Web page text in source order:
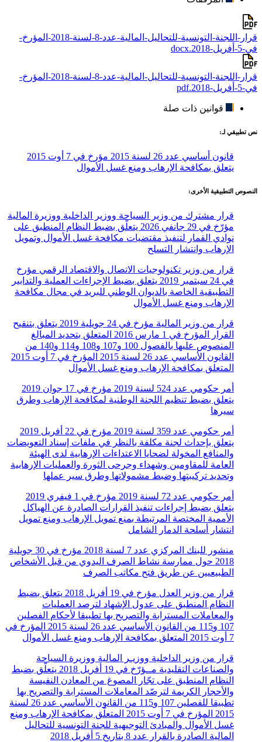
قرار-اللجنة-التونسية-للتحاليل-المالية-عدد-8-لسنة-2018-المؤرخ-
في-5-أفريل-2018.docx
قرار-اللجنة-التونسية-للتحاليل-المالية-عدد-8-لسنة-2018-المؤرخ-
في-5-أفريل-2018.pdf
قوانين ذات صلة
نص تطبيقي لـ:
قانون أساسي عدد 26 لسنة 2015 مؤرخ في 7 أوت 2015
يتعلق بمكافحة الإرهاب ومنع غسل الأموال
النصوص التطبيقية الأخرى:
قرار مشترك من وزير السياحة ووزير الداخلية ووزيرة المالية
مؤرّخ في 29 جانفي 2026 يتعلّق بضبط النظام المنطبق على
نوادي القمار لتنفيذ مقتضيات مكافحة غسل الأموال وتمويل
الإرهاب وانتشار التسلح
قرار من وزير تكنولوجيات الاتصال والاقتصاد الرقمي مؤرخ
في 24 سبتمبر 2019 يتعلق بضبط الإجراءات العملية والتدابير
التطبيقية الخاصة بالديوان الوطني للبريد في مجال مكافحة
الإرهاب ومنع غسل الأموال
قرار من وزير المالية مؤرخ في 24 جويلية 2019 يتعلق بتنقيح
القرار المؤرخ في 1 مارس 2016 المتعلق بتحديد المبالغ
المنصوص عليها بالفصول 100 و107 و108 و114 و140 من
القانون الأساسي عدد 26 لسنة 2015 المؤرخ في 7 أوت 2015
المتعلق بمكافحة الإرهاب ومنع غسل الأموال
أمر حكومي عدد 524 لسنة 2019 مؤرخ في 17 جوان 2019
يتعلق بضبط تنظيم اللجنة الوطنية لمكافحة الإرهاب وطرق
سيرها
أمر حكومي عدد 359 لسنة 2019 مؤرخ في 22 أفريل 2019
يتعلق بإحداث لجنة مكلفة بالنظر في ملفات إسناد التعويضات
والمنافع المخولة لضحايا الاعتداءات الإرهابية لدى الهيئة
العامة للمقاومين وشهداء وجرحى الثورة والعمليات الإرهابية
وتحديد تركيبتها وضبط مشمولاتها وطرق سير عملها
أمر حكومي عدد 72 لسنة 2019 مؤرخ في 1 فيفري 2019
يتعلق بضبط إجراءات تنفيذ القرارات الصادرة عن الهياكل
الأممية المختصة المرتبطة بمنع تمويل الإرهاب ومنع تمويل
انتشار أسلحة الدمار الشامل
منشور للبنك المركزي عدد 7 لسنة 2018 مؤرخ في 30 جويلية
2018 حول ممارسة نشاط الصرف اليدوي من قبل الأشخاص
الطبيعيين عن طريق فتح مكاتب الصرف
قرار من وزير العدل مؤرخ في 19 أفريل 2018 يتعلق بضبط
النظام المنطبق على عدول الإشهاد لترصد العمليات
والمعاملات المسترابة والتصريح بها تطبيقا لأحكام الفصلين
107 و115 من القانون الأساسي عدد 26 لسنة 2015 المؤرخ في
7 أوت 2015 المتعلق بمكافحة الإرهاب ومنع غسل الأموال
قرار من وزير الداخلية ووزيـر المالية ووزيرة السياحة
والصناعات التقليدية مــؤرّخ في 19 أفريل 2018 يتعلّق بضبط
النظام المنطبق على تجّار المصوغ من المعادن النفيسة
والأحجار الكريمة لترصّد المعاملات المسترابة والتصريح بها
تطبيقا للفصلين 107 و115 من القانون الأساسي عدد 26 لسنة
2015 المؤرخ في 7 أوت 2015 المتعلّق بمكافحة الإرهاب ومنع
غسل الأموال والمبادئ التوجيهية للجنة التونسية للتحاليل
المالية الصادرة بالقرار عدد 8 بتاريخ 5 أفريل 2018